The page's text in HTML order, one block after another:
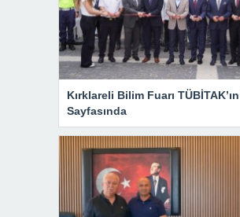
Kırklareli Bilim Fuarı
Sayfasında